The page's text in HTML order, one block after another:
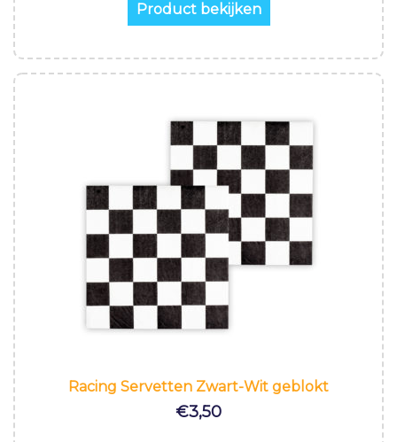
Product bekijken
Racing Servetten Zwart-Wit geblokt
€3,50